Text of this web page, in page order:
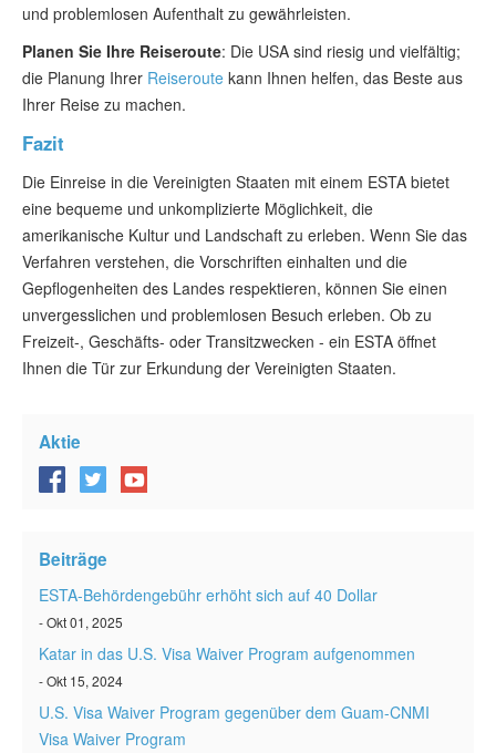
und problemlosen Aufenthalt zu gewährleisten.
Planen Sie Ihre Reiseroute: Die USA sind riesig und vielfältig;
die Planung Ihrer Reiseroute kann Ihnen helfen, das Beste aus
Ihrer Reise zu machen.
Fazit
Die Einreise in die Vereinigten Staaten mit einem ESTA bietet
eine bequeme und unkomplizierte Möglichkeit, die
amerikanische Kultur und Landschaft zu erleben. Wenn Sie das
Verfahren verstehen, die Vorschriften einhalten und die
Gepflogenheiten des Landes respektieren, können Sie einen
unvergesslichen und problemlosen Besuch erleben. Ob zu
Freizeit-, Geschäfts- oder Transitzwecken - ein ESTA öffnet
Ihnen die Tür zur Erkundung der Vereinigten Staaten.
Aktie
Beiträge
ESTA-Behördengebühr erhöht sich auf 40 Dollar
- Okt 01, 2025
Katar in das U.S. Visa Waiver Program aufgenommen
- Okt 15, 2024
U.S. Visa Waiver Program gegenüber dem Guam-CNMI
Visa Waiver Program